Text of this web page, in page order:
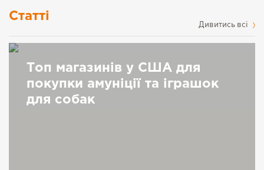
Статті
Дивитись всі
Топ магазинів у США для
покупки амуніції та іграшок
для собак